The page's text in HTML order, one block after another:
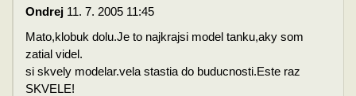
Ondrej 11. 7. 2005 11:45
Mato,klobuk dolu.Je to najkrajsi model tanku,aky som
zatial videl.
si skvely modelar.vela stastia do buducnosti.Este raz
SKVELE!